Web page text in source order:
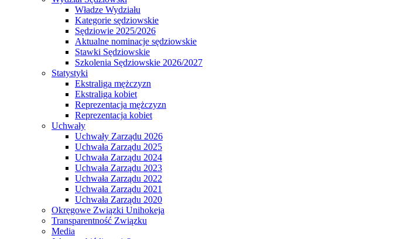
Władze Wydziału
Kategorie sędziowskie
Sędziowie 2025/2026
Aktualne nominacje sędziowskie
Stawki Sędziowskie
Szkolenia Sędziowskie 2026/2027
Statystyki
Ekstraliga mężczyzn
Ekstraliga kobiet
Reprezentacja mężczyzn
Reprezentacja kobiet
Uchwały
Uchwały Zarządu 2026
Uchwała Zarządu 2025
Uchwała Zarządu 2024
Uchwała Zarządu 2023
Uchwała Zarządu 2022
Uchwała Zarządu 2021
Uchwała Zarządu 2020
Okręgowe Związki Unihokeja
Transparentność Związku
Media